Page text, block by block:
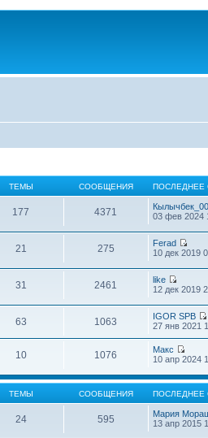
ТЕМЫ СООБЩЕНИЯ ПОСЛЕДНЕЕ
177 4371
03 фев 2024
21 275
Ferad
10 дек 2019
31 2461
like
12 дек 2019
63 1063
IGOR SPB
27 янв 2021
10 1076
Макс
10 апр 2024
ТЕМЫ СООБЩЕНИЯ ПОСЛЕДНЕЕ
24 595
Мария
13 апр 2015